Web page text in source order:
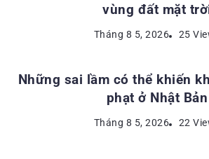
vùng đất mặt
Tháng 8 5, 2026 25
KINH NGHIỆM DU LỊCH NHẬT
Những sai lầm có thể khiến
phạt ở Nhật Bản
Tháng 8 5, 2026 22
ĐỊA ĐIỂM DU LỊCH NHẬT